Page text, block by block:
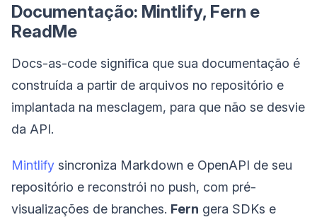
Documentação: Mintlify, Fern e
ReadMe
Docs-as-code significa que sua documentação é
construída a partir de arquivos no repositório e
implantada na mesclagem, para que não se desvie
da API.
Mintlify sincroniza Markdown e OpenAPI de seu
repositório e reconstrói no push, com pré-
visualizações de branches. Fern gera SDKs e